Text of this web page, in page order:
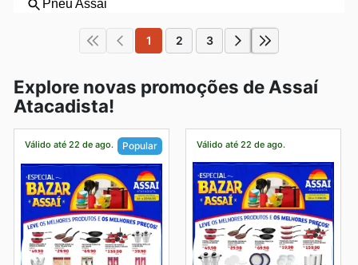
1 2 3
Explore novas promoções de Assaí
Atacadista!
Válido até 22 de ago. Popular Válido até 22 de ago.